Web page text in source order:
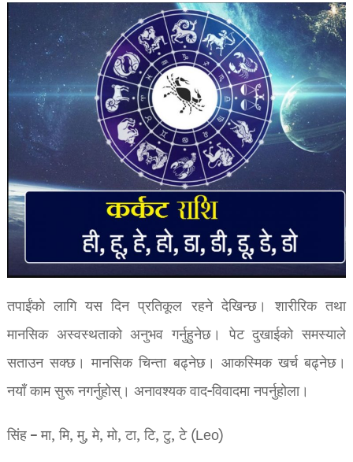
तपाईंको लागि यस दिन प्रतिकूल रहने देखिन्छ। शारीरिक तथा
मानसिक अस्वस्थताको अनुभव गर्नुहुनेछ। पेट दुखाईको समस्याले
सताउन सक्छ। मानसिक चिन्ता बढ्नेछ। आकस्मिक खर्च बढ्नेछ।
नयाँ काम सुरू नगर्नुहोस्। अनावश्यक वाद-विवादमा नपर्नुहोला।
सिंह – मा, मि, मु, मे, मो, टा, टि, टु, टे (Leo)